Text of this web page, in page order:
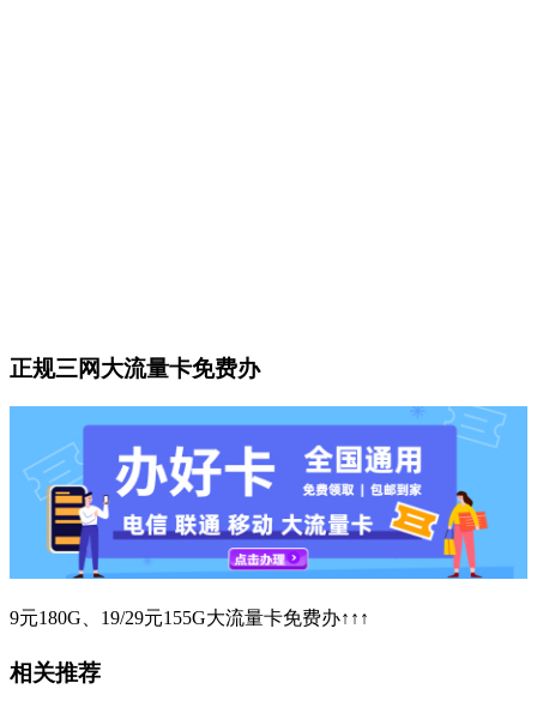
正规三网大流量卡免费办
9元180G、19/29元155G大流量卡免费办↑↑↑
相关推荐